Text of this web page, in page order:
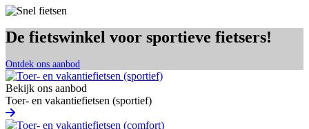
De fietswinkel voor sportieve fietsers!
Ontdek ons aanbod
Bekijk ons aanbod
Toer- en vakantiefietsen (sportief)